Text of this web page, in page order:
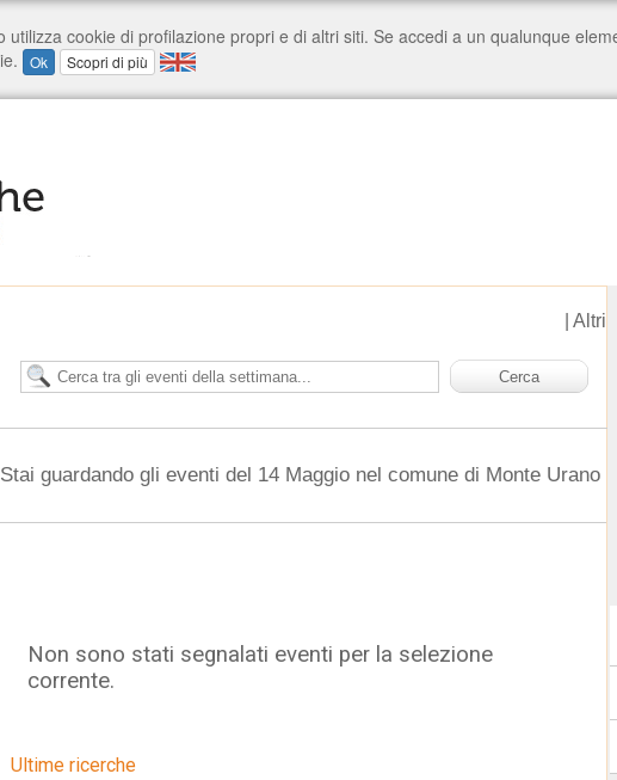
Altri
Stai guardando gli eventi del 14 Maggio nel comune di Monte Urano
Non sono stati segnalati eventi per la selezione
corrente.
Ultime ricerche